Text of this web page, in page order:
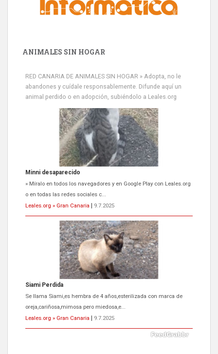
ANIMALES SIN HOGAR
RED CANARIA DE ANIMALES SIN HOGAR » Adopta, no le
abandones y cuídale responsablemente. Difunde aquí un
animal perdido o en adopción, subiéndolo a Leales.org
Minni desaparecido
» Míralo en todos los navegadores y en Google Play con Leales.org
o en todas las redes sociales c...
Leales.org » Gran Canaria
9.7.2025
Siami Perdida
Se llama Siami,es hembra de 4 años,esterilizada con marca de
oreja,cariñosa,mimosa pero miedosa,e...
Leales.org » Gran Canaria
9.7.2025